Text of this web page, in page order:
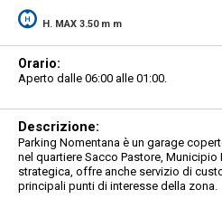
H. MAX 3.50 m m
Orario:
Aperto dalle 06:00 alle 01:00.
Descrizione:
Parking Nomentana è un garage
nel quartiere Sacco Pastore, Municipio
strategica, offre anche servizio di
principali punti di interesse della zona.